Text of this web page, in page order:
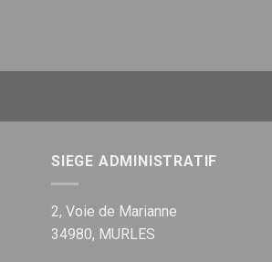
SIEGE ADMINISTRATIF
2, Voie de Marianne
34980, MURLES